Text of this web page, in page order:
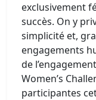
exclusivement
succès. On y
simplicité et,
engagements
de
Women’s
participantes